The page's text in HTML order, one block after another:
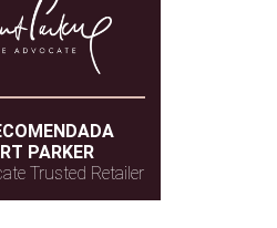
PARKER
Trusted Retailer